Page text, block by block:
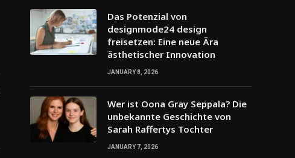
Das Potenzial von
designmode24 design
freisetzen: Eine neue Ära
ästhetischer Innovation
JANUARY 8, 2026
Wer ist Oona Gray Seppala? Die
unbekannte Geschichte von
Sarah Raffertys Tochter
JANUARY 7, 2026